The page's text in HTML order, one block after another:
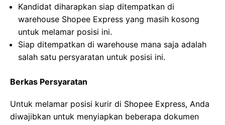
Kandidat diharapkan siap ditempatkan di
warehouse Shopee Express yang masih kosong
untuk melamar posisi ini.
Siap ditempatkan di warehouse mana saja adalah
salah satu persyaratan untuk posisi ini.
Berkas Persyaratan
Untuk melamar posisi kurir di Shopee Express, Anda
diwajibkan untuk menyiapkan beberapa dokumen